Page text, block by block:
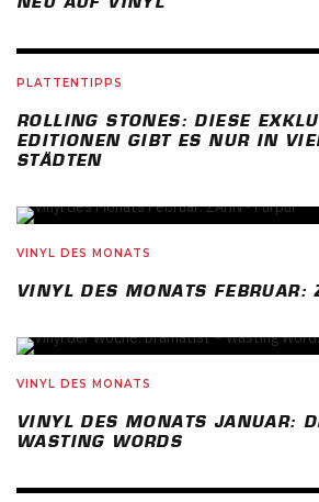
PLATTENTIPPS
ROLLING STONES: DIESE
EDITIONEN GIBT ES NUR IN
STÄDTEN
VINYL DES MONATS
VINYL DES MONATS FEBRUAR:
VINYL DES MONATS
VINYL DES MONATS JANUAR:
WASTING WORDS